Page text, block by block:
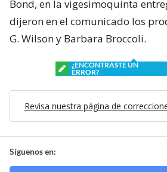
Bond, en la vigesimoquinta
dijeron en el comunicado los
G. Wilson y Barbara Broccoli.
¿ENCONTRASTE UN
ERROR?
Revisa nuestra página de
Síguenos en: